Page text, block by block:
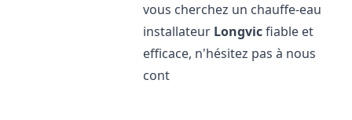
vous cherchez un chauffe-eau
installateur Longvicfiable et
efficace, n'hésitez pas à nous
cont